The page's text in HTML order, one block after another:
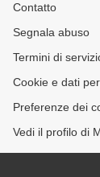
Contatto
Segnala abuso
Termini di
Cookie e dati
Preferenze dei
Vedi il profilo di